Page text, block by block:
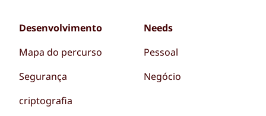
Desenvolvimento
Mapa do percurso
Segurança
criptografia
Needs
Pessoal
Negócio